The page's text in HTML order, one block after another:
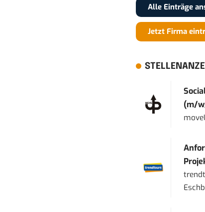
Alle Einträge
Jetzt Firma
(m/